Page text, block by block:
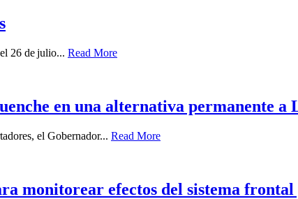
26 de julio... Read More
en una alternativa permanente a
el Gobernador... Read More
monitorear efectos del sistema